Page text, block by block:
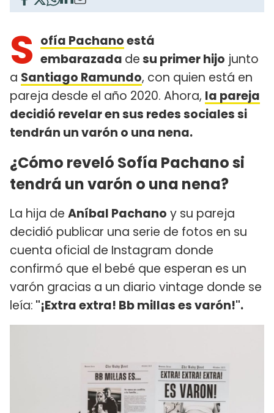
S ofía Pachanoestá
embarazada desu primer hijo junto
a Santiago Ramundo, con quien está en
pareja desde el año 2020. Ahora, la pareja
decidió revelar en sus redes sociales si
tendrán un varón o una nena.
¿Cómo reveló Sofía Pachano si
tendrá un varón o una nena?
La hija de Aníbal Pachano y su pareja
decidió publicar una serie de fotos en su
cuenta oficial de Instagram donde
confirmó que el bebé que esperan es un
varón gracias a un diario vintage donde se
leía: "¡Extra extra! Bb millas es varón!".